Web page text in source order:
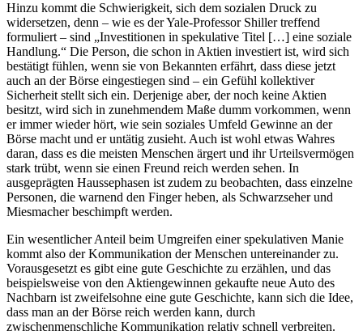
Hinzu kommt die Schwierigkeit, sich dem sozialen Druck zu
widersetzen, denn – wie es der Yale-Professor Shiller treffend
formuliert – sind „Investitionen in spekulative Titel […] eine soziale
Handlung.“ Die Person, die schon in Aktien investiert ist, wird sich
bestätigt fühlen, wenn sie von Bekannten erfährt, dass diese jetzt
auch an der Börse eingestiegen sind – ein Gefühl kollektiver
Sicherheit stellt sich ein. Derjenige aber, der noch keine Aktien
besitzt, wird sich in zunehmendem Maße dumm vorkommen, wenn
er immer wieder hört, wie sein soziales Umfeld Gewinne an der
Börse macht und er untätig zusieht. Auch ist wohl etwas Wahres
daran, dass es die meisten Menschen ärgert und ihr Urteilsvermögen
stark trübt, wenn sie einen Freund reich werden sehen. In
ausgeprägten Haussephasen ist zudem zu beobachten, dass einzelne
Personen, die warnend den Finger heben, als Schwarzseher und
Miesmacher beschimpft werden.
Ein wesentlicher Anteil beim Umgreifen einer spekulativen Manie
kommt also der Kommunikation der Menschen untereinander zu.
Vorausgesetzt es gibt eine gute Geschichte zu erzählen, und das
beispielsweise von den Aktiengewinnen gekaufte neue Auto des
Nachbarn ist zweifelsohne eine gute Geschichte, kann sich die Idee,
dass man an der Börse reich werden kann, durch
zwischenmenschliche Kommunikation relativ schnell verbreiten.